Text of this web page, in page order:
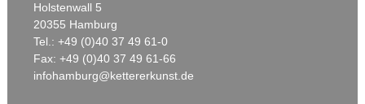
Holstenwall 5
20355 Hamburg
Tel.: +49 (0)40 37 49 61-0
Fax: +49 (0)40 37 49 61-66
infohamburg@kettererkunst.de